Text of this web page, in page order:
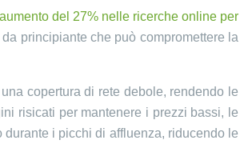
aumento del 27% nelle ricerche online per
principiante che può compromettere la
copertura di rete debole, rendendo le
risicati per mantenere i prezzi bassi, le
i picchi di affluenza, riducendo le